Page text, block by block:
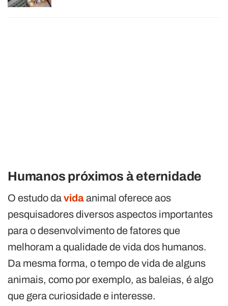
Humanos próximos à eternidade
O estudo davidaanimal oferece aos
pesquisadores diversos aspectos importantes
para o desenvolvimento de fatores que
melhoram a qualidade de vida dos humanos.
Da mesma forma, o tempo de vida de alguns
animais, como por exemplo, as baleias, é algo
que gera curiosidade e interesse.